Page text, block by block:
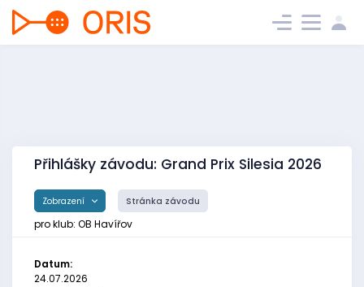
Přihlášky závodu: Grand Prix Silesia 2026
Zobrazení Stránka závodu
pro klub: OB Havířov
Datum:
24.07.2026